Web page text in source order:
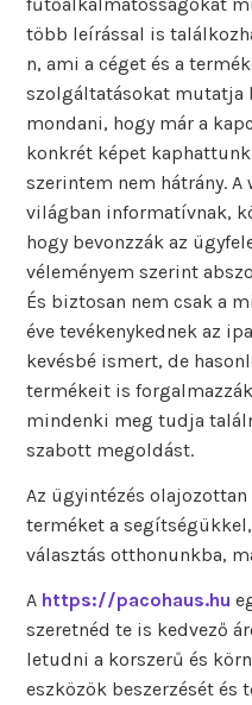
több leírással is
n, ami a céget és a
szolgáltatásokat mutatja
mondani, hogy már a
konkrét képet kaphattunk
szerintem nem hátrány.
világban informatívnak,
hogy bevonzzák az
véleményem szerint
És biztosan nem csak a
éve tevékenykednek az
kevésbé ismert, de
termékeit is
mindenki meg tudja
szabott megoldást.
Az ügyintézés
terméket a
választás otthonunkba,
A https://pacohaus.hu
szeretnéd te is kedvező
letudni a korszerű és
eszközök beszerzését és